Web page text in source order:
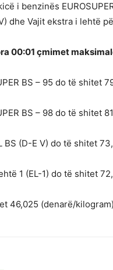
i benzinës
dhe Vajit ekstra i lehtë
00:01 çmimet
BS – 95 do të shitet
BS – 98 do të shitet
BS (D-E V) do të shitet
1 (EL-1) do të shitet
46,025 (denarë/